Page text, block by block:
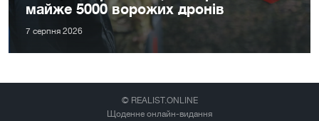
майже 5000 ворожих дронів
7 серпня 2026
© REALIST.ONLINE
Щоденне онлайн-видання